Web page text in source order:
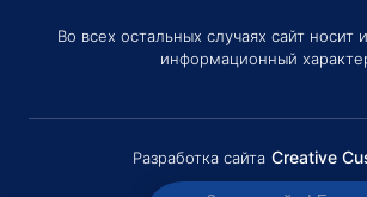
Во всех остальных случаях сайт носит
информационный
Разработка сайта Creative